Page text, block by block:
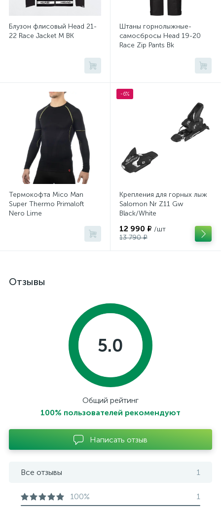
Блузон флисовый Head 21-
22 Race Jacket M BK
Штаны горнолыжные-
самосбросы Head 19-20
Race Zip Pants Bk
Термокофта Mico Man
Super Thermo Primaloft
Nero Lime
-6%
Крепления для горных лыж
Salomon Nr Z11 Gw
Black/White
12 990 ₽ /шт
13 790 ₽
Отзывы
5.0
Общий рейтинг
100% пользователей рекомендуют
Написать отзыв
Все отзывы 1
100% 1